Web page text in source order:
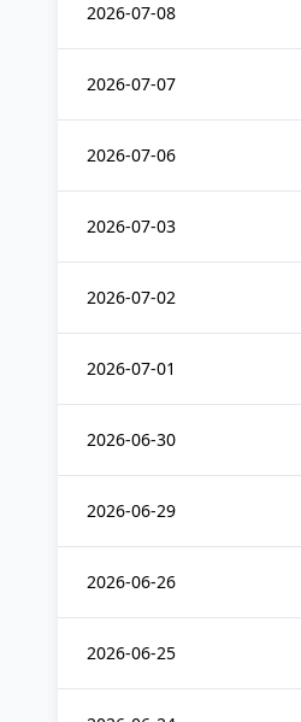
2026-07-08
2026-07-07
2026-07-06
2026-07-03
2026-07-02
2026-07-01
2026-06-30
2026-06-29
2026-06-26
2026-06-25